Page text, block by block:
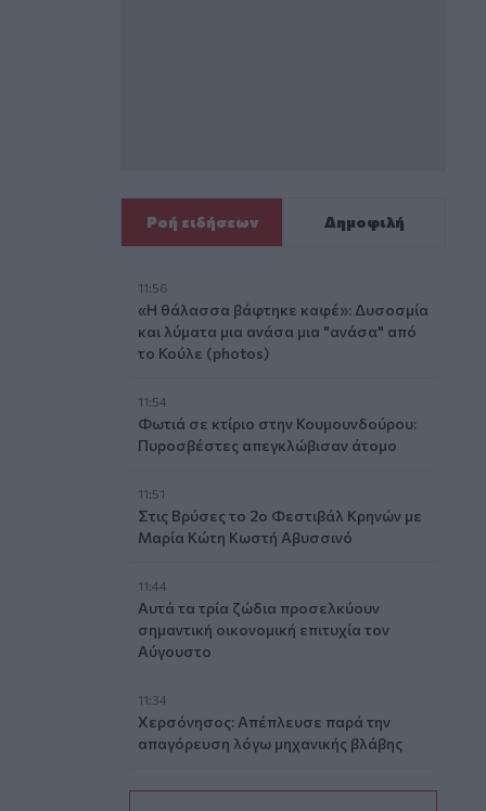
Ροή ειδήσεων Δημοφιλή
11:56
«Η θάλασσα βάφτηκε καφέ»: Δυσοσμία
και λύματα μια ανάσα μια "ανάσα" από
το Κούλε (photos)
11:54
Φωτιά σε κτίριο στην Κουμουνδούρου:
Πυροσβέστες απεγκλώβισαν άτομο
11:51
Στις Βρύσες το 2ο Φεστιβάλ Κρηνών με
Μαρία Κώτη Κωστή Αβυσσινό
11:44
Αυτά τα τρία ζώδια προσελκύουν
σημαντική οικονομική επιτυχία τον
Αύγουστο
11:34
Χερσόνησος: Απέπλευσε παρά την
απαγόρευση λόγω μηχανικής βλάβης
11:27